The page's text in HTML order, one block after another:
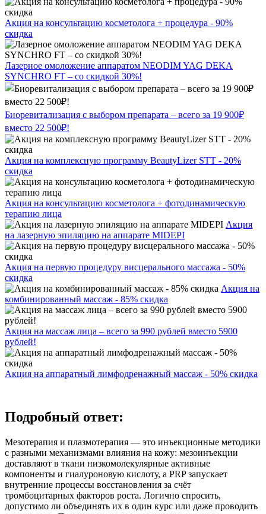
Акция на консультацию косметолога + процедура - 90%
скидка
Лазерное омоложение аппаратом NEODIM YAG DEKA
SYNCHRO FT – со скидкой 30%!
Биоревитализация с выбором препарата – всего за 19 900₽
вместо 22 500₽!
Акция на комплексную программу BeautyLizer STT - 20%
скидка
Акция на консультацию косметолога + фотодинамическую
терапию лица
Акция
на лазерную эпиляцию на аппарате MIDEPI
Акция на первую процедуру висцерального массажа - 50%
скидка
Акция на
комбинированный массаж - 85% скидка
Акция на массаж лица – всего за 990 рублей вместо 5900
рублей!
Акция на аппаратный лимфодренажный массаж - 50% скидка
Подробный ответ:
Мезотерапия и плазмотерапия — это инъекционные методики
с разными механизмами влияния на кожу: мезоинъекции
доставляют в ткани низкомолекулярные активные
компоненты и гиалуроновую кислоту, а PRP запускает
внутренние процессы восстановления за счёт
тромбоцитарных факторов роста. Логично спросить,
допустимо ли объединять их в один курс или даже проводить